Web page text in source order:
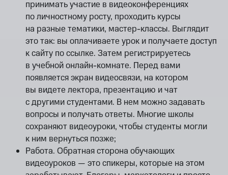
принимать участие в видеоконференциях
по личностному росту, проходить курсы
на разные тематики, мастер-классы. Выглядит
это так: вы оплачиваете урок и получаете доступ
к сайту по ссылке. Затем регистрируетесь
в учебной онлайн-комнате. Перед вами
появляется экран видеосвязи, на котором
вы видете лектора, презентацию и чат
с другими студентами. В нем можно задавать
вопросы и получать ответы. Многие школы
сохраняют видеоуроки, чтобы студенты могли
к ним вернуться позже;
Работа. Обратная сторона обучающих
видеоуроков — это спикеры, которые на этом